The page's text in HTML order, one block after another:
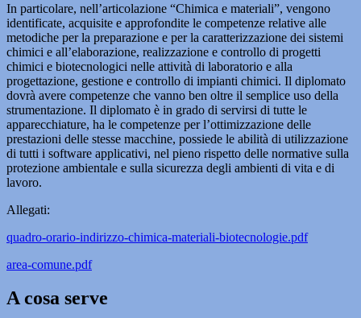
In particolare, nell’articolazione “Chimica e materiali”, vengono
identificate, acquisite e approfondite le competenze relative alle
metodiche per la preparazione e per la caratterizzazione dei sistemi
chimici e all’elaborazione, realizzazione e controllo di progetti
chimici e biotecnologici nelle attività di laboratorio e alla
progettazione, gestione e controllo di impianti chimici. Il diplomato
dovrà avere competenze che vanno ben oltre il semplice uso della
strumentazione. Il diplomato è in grado di servirsi di tutte le
apparecchiature, ha le competenze per l’ottimizzazione delle
prestazioni delle stesse macchine, possiede le abilità di utilizzazione
di tutti i software applicativi, nel pieno rispetto delle normative sulla
protezione ambientale e sulla sicurezza degli ambienti di vita e di
lavoro.
Allegati:
quadro-orario-indirizzo-chimica-materiali-biotecnologie.pdf
area-comune.pdf
A cosa serve